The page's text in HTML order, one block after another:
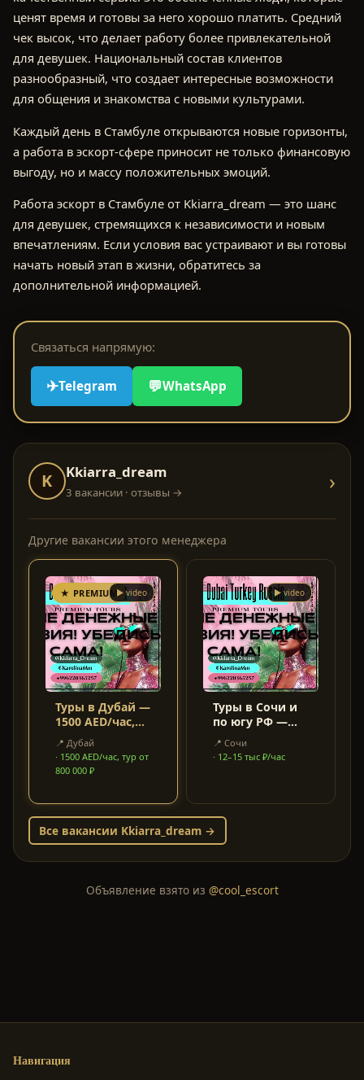
ценят время и готовы за него хорошо платить. Средний
чек высок, что делает работу более привлекательной
для девушек. Национальный состав клиентов
разнообразный, что создает интересные возможности
для общения и знакомства с новыми культурами.
Каждый день в Стамбуле открываются новые горизонты,
а работа в эскорт-сфере приносит не только финансовую
выгоду, но и массу положительных эмоций.
Работа эскорт в Стамбуле от Kkiarra_dream — это шанс
для девушек, стремящихся к независимости и новым
впечатлениям. Если условия вас устраивают и вы готовы
начать новый этап в жизни, обратитесь за
дополнительной информацией.
Связаться напрямую:
✈Telegram 💬WhatsApp
K Kkiarra_dream
3 вакансии· отзывы → ›
Другие вакансии этого менеджера
★ PREMIUM▶ video
Туры в Дубай —
1500 AED/час,
проживание на
вилле
📍 Дубай
· 1500 AED/час, тур от
800 000 ₽
▶ video
Туры в Сочи и
по югу РФ —
12–15 тыс ₽/час
📍 Сочи
· 12–15 тыс ₽/час
Все вакансии Kkiarra_dream →
Объявление взято из @cool_escort
Навигация